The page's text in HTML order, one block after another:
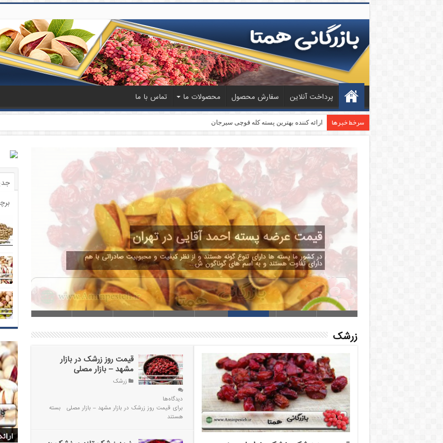
پرداخت آنلاین سفارش محصول محصولات ما تماس با ما
سرخط خبرها بازار فروش پسته فندقی اعلا
قیمت زرشک پفکی در سال 99
قیمت زرشک پفکی در سال 99 به دلیل کاهش تقاضا با یک کاهش نسبت به سال 98 همراه
بود. فروش عمده زرشک پفکی به دلیل کیفیت بالای…
زرشک
قیمت روز زرشک در بازار
مشهد – بازار مصلی
زرشک
دیدگاه‌ها
برای قیمت روز زرشک در بازار مشهد – بازار مصلی
بسته
هستند